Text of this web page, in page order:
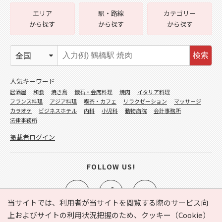
当サイトでは、利用者が当サイトを閲覧する際のサービス向
上およびサイトの利用状況把握のため、クッキー（Cookie）
エリア
から探す
駅・路線
から探す
カテゴリー
から探す
検索
人気キーワード
居酒屋 和食 焼き鳥 懐石・会席料理 焼肉
イタリア料理
フランス料理
アジア料理 喫茶・カフェ リラクゼーション
マッサージ
カラオケ
ビジネスホテル 内科 小児科 動物病院
会計事務所
法律事務所
掲載者ログイン
FOLLOW US!